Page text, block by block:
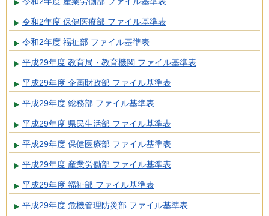
令和2年度 保健医療部 ファイル基準表
令和2年度 福祉部 ファイル基準表
平成29年度 教育局・教育機関 ファイル基準表
平成29年度 企画財政部 ファイル基準表
平成29年度 総務部 ファイル基準表
平成29年度 県民生活部 ファイル基準表
平成29年度 保健医療部 ファイル基準表
平成29年度 産業労働部 ファイル基準表
平成29年度 福祉部 ファイル基準表
平成29年度 危機管理防災部 ファイル基準表